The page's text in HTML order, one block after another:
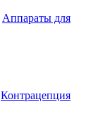
Аппараты для
Контрацепция